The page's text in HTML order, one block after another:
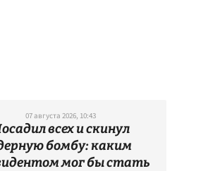
07 августа 2026, 10:43
всех и скинул
бомбу: каким
мог бы стать